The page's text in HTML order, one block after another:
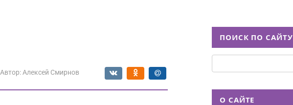
Автор: Алексей Смирнов
ПОИСК ПО САЙТУ
О САЙТЕ